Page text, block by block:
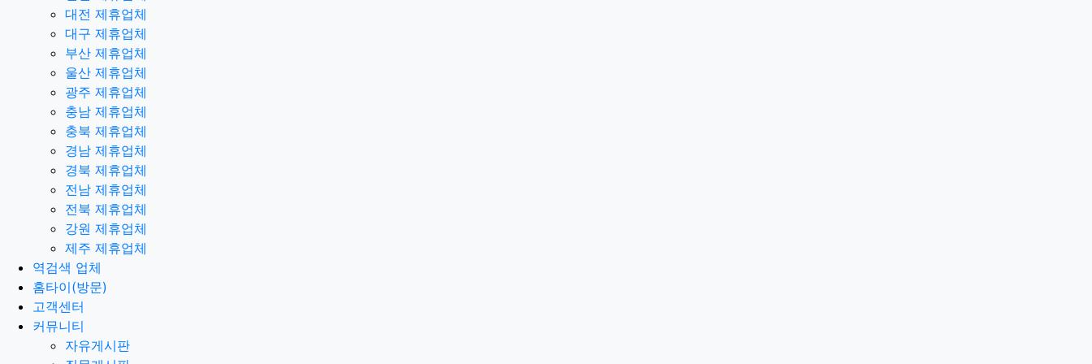
대전 제휴업체
대구 제휴업체
부산 제휴업체
울산 제휴업체
광주 제휴업체
충남 제휴업체
충북 제휴업체
경남 제휴업체
경북 제휴업체
전남 제휴업체
전북 제휴업체
강원 제휴업체
제주 제휴업체
역검색 업체
홈타이(방문)
고객센터
커뮤니티
자유게시판